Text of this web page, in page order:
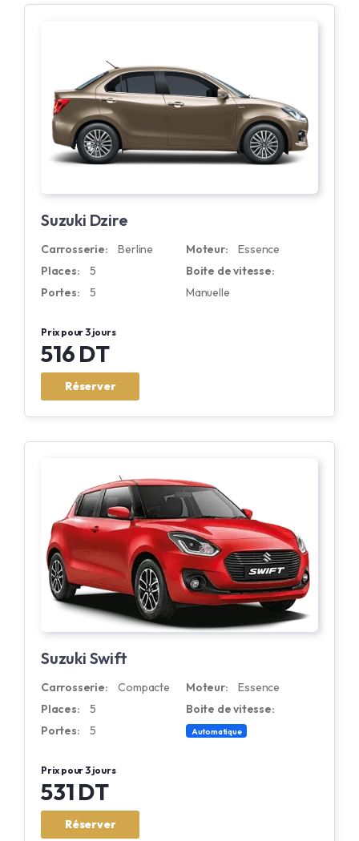
Suzuki Dzire
Carrosserie:
Berline
Places:
5
Portes:
5
Moteur:
Essence
Boite de vitesse:
Manuelle
Prix pour 3 jours
516 DT
Réserver
Suzuki Swift
Carrosserie:
Compacte
Places:
5
Portes:
5
Moteur:
Essence
Boite de vitesse:
Automatique
Prix pour 3 jours
531 DT
Réserver